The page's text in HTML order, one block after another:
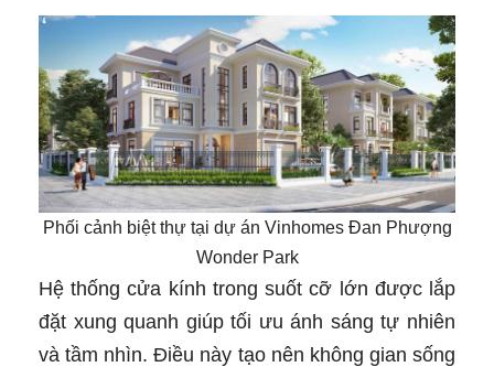
Phối cảnh biệt thự tại dự án Vinhomes Đan Phượng
Wonder Park
Hệ thống cửa kính trong suốt cỡ lớn được lắp
đặt xung quanh giúp tối ưu ánh sáng tự nhiên
và tầm nhìn. Điều này tạo nên không gian sống